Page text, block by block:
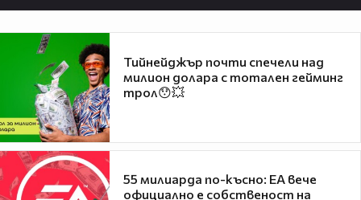
Тийнейджър почти спечели над
милион долара с тотален гейминг
трол😯💥
55 милиарда по-късно: EA вече
официално е собственост на